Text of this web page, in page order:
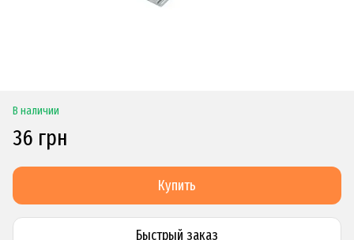
В наличии
36 грн
Купить
Быстрый заказ